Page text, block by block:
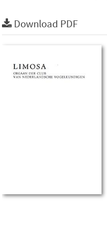
Download PDF